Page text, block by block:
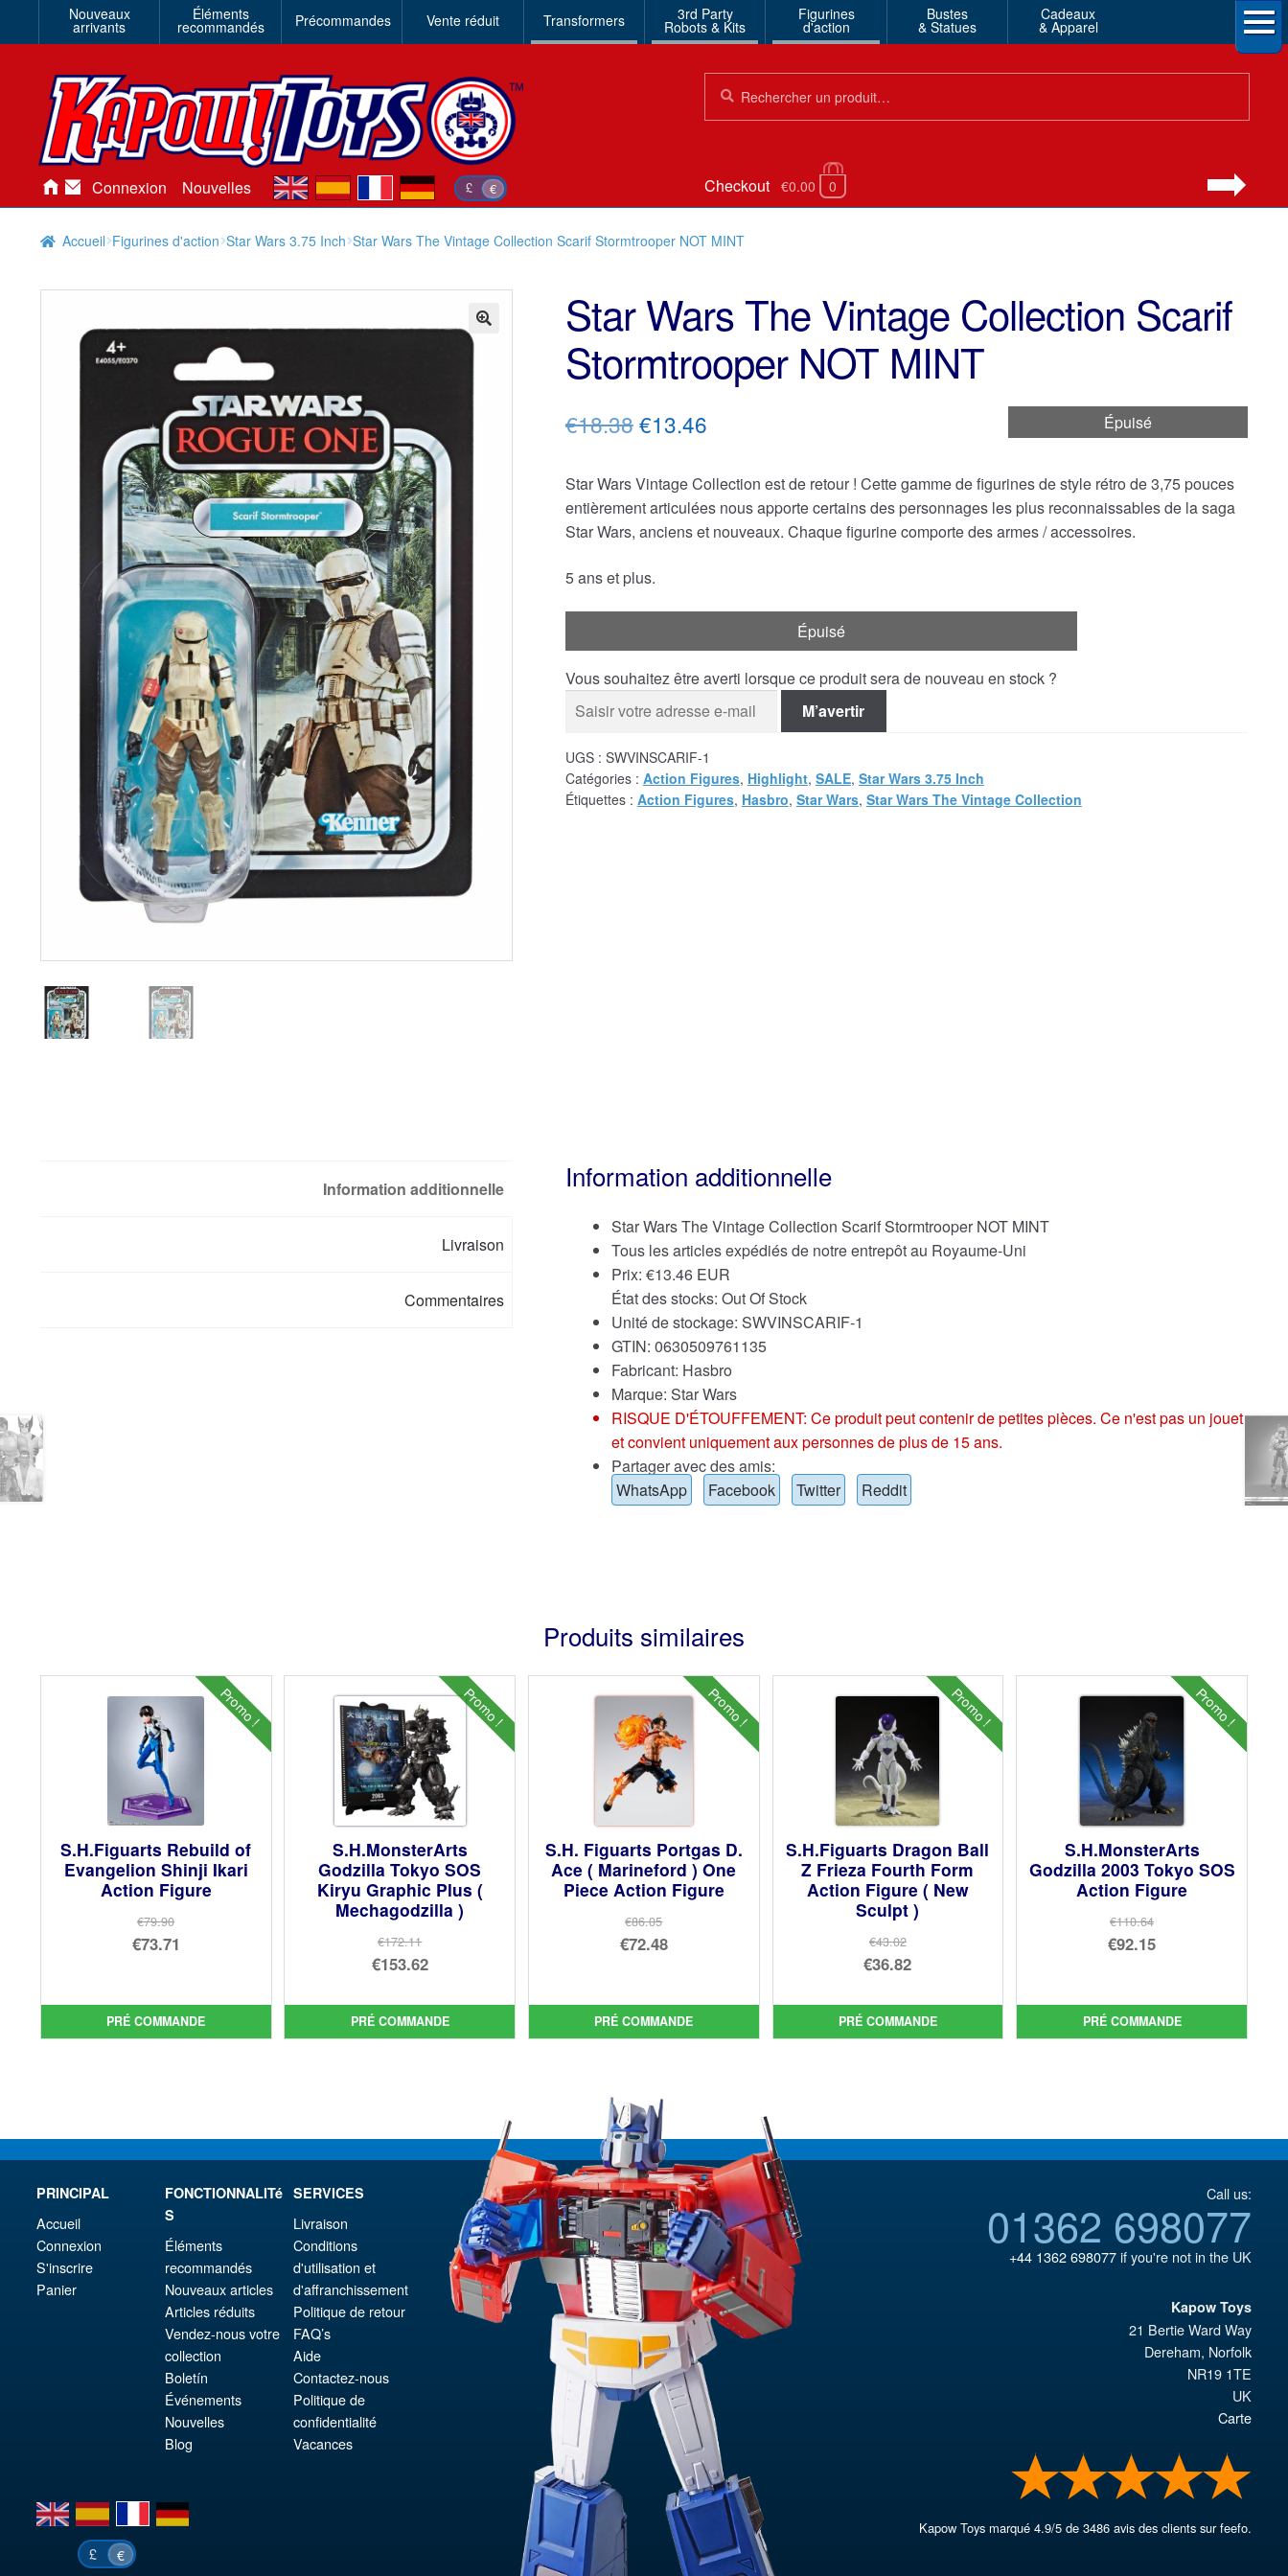
Nouveaux
arrivants
Éléments
recommandés Précommandes Vente réduit Transformers 3rd Party
Robots & Kits
Figurines
d'action
Bustes
& Statues
Cadeaux
& Apparel
Connexion Nouvelles £ €
en es de Checkout €0.00 0
Accueil Figurines d'action Star Wars 3.75 Inch Star Wars The Vintage Collection Scarif Stormtrooper NOT MINT
Star Wars The Vintage Collection Scarif
Stormtrooper NOT MINT
Épuisé
€18.38Le
initial
était :
€13.46Le
actuel
est :
Star Wars Vintage Collection est de retour ! Cette gamme de figurines de style rétro de 3,75 pouces
entièrement articulées nous apporte certains des personnages les plus reconnaissables de la saga
Star Wars, anciens et nouveaux. Chaque figurine comporte des armes / accessoires.
5 ans et plus.
Épuisé
Vous souhaitez être averti lorsque ce produit sera de nouveau en stock ?
M’avertir
UGS : SWVINSCARIF-1
Catégories : Action Figures, Highlight, SALE, Star Wars 3.75 Inch
Étiquettes : Action Figures, Hasbro, Star Wars, Star Wars The Vintage Collection
Information additionnelle
Livraison
Commentaires
Information additionnelle
Star Wars The Vintage Collection Scarif Stormtrooper NOT MINT
Tous les articles expédiés de notre entrepôt au Royaume-Uni
Prix: €13.46 EUR
État des stocks: Out Of Stock
Unité de stockage: SWVINSCARIF-1
GTIN: 0630509761135
Fabricant: Hasbro
Marque: Star Wars
RISQUE D'ÉTOUFFEMENT: Ce produit peut contenir de petites pièces. Ce n'est pas un jouet
et convient uniquement aux personnes de plus de 15 ans.
Partager avec des amis:
WhatsApp
Facebook Twitter Reddit
Produits similaires
Promo !
S.H.Figuarts Rebuild of
Evangelion Shinji Ikari
Action Figure
€79.90
Le
était :
€79.90.
€73.71
actuel
est :
PRÉ COMMANDE
Promo !
S.H.MonsterArts
Godzilla Tokyo SOS
Kiryu Graphic Plus (
Mechagodzilla )
€172.11
Le
initial
était :
€153.62
prix
actuel
PRÉ COMMANDE
Promo !
S.H. Figuarts Portgas D.
Ace ( Marineford ) One
Piece Action Figure
€86.05
Le
était :
€86.05.
€72.48
actuel
est :
PRÉ COMMANDE
Promo !
S.H.Figuarts Dragon Ball
Z Frieza Fourth Form
Action Figure ( New
Sculpt )
€43.02
Le
initial
était :
€36.82
prix
actuel
PRÉ COMMANDE
Promo !
S.H.MonsterArts
Godzilla 2003 Tokyo SOS
Action Figure
€110.64
Le
était :
€110.64.
€92.15
actuel
est :
PRÉ COMMANDE
PRINCIPAL
Accueil
Connexion
S'inscrire
Panier
FONCTIONNALITé
S
Éléments
recommandés
Nouveaux articles
Articles réduits
Vendez-nous votre
collection
Boletín
Événements
Nouvelles
Blog
SERVICES
Livraison
Conditions
d'utilisation et
d'affranchissement
Politique de retour
FAQ’s
Aide
Contactez-nous
Politique de
confidentialité
Vacances
en es fr de
£ €
Call us:
01362 698077
+44 1362 698077if you're not in the UK
Kapow Toys
21 Bertie Ward Way
Dereham, Norfolk
NR19 1TE
UK
Carte
Kapow Toys marqué4.9/5 de3486 avis des clients sur feefo.